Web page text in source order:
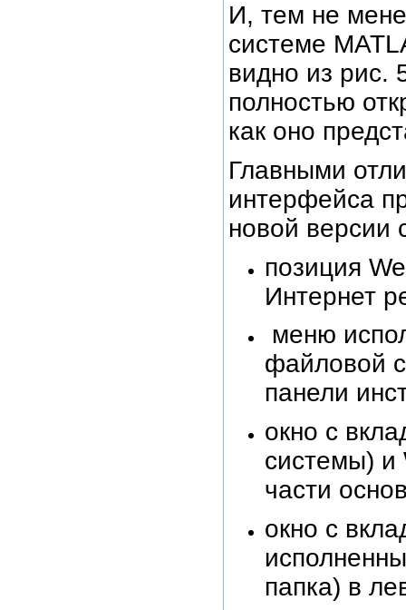
И, тем не
системе
видно из рис.
полностью
как оно
Главными
интерфейса
новой версии
позиция
Интернет
меню
файловой
панели
окно с
системы) и
части
окно с
папка) в